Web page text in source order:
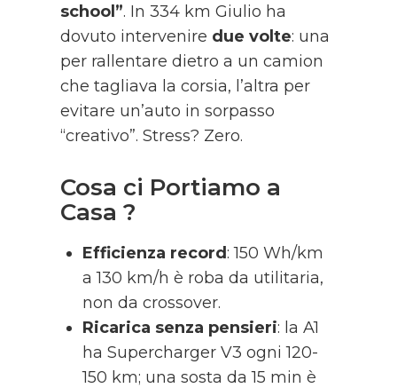
school”. In 334 km Giulio ha
dovuto intervenire due volte: una
per rallentare dietro a un camion
che tagliava la corsia, l’altra per
evitare un’auto in sorpasso
“creativo”. Stress? Zero.
Cosa ci Portiamo a
Casa ?
Efficienza record: 150 Wh/km
a 130 km/h è roba da utilitaria,
non da crossover.
Ricarica senza pensieri: la A1
ha Supercharger V3 ogni 120-
150 km; una sosta da 15 min è